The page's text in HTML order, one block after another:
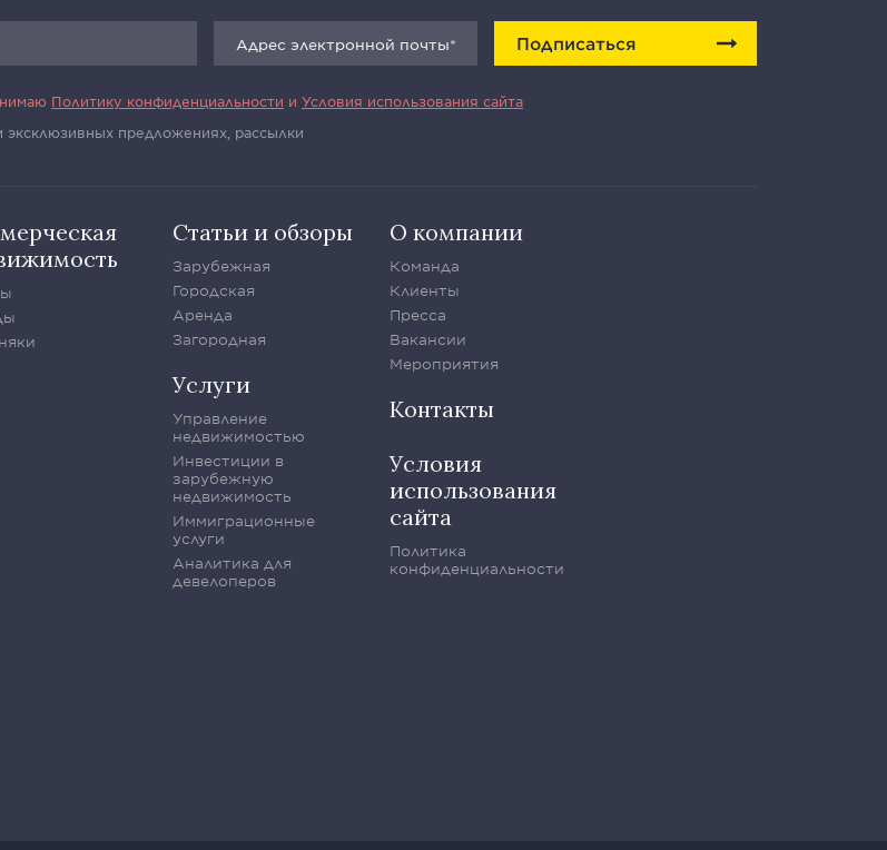
Подписаться
Политику конфиденциальности и Условия использования сайта
предложениях, рассылки
Статьи и обзоры
Зарубежная
Городская
Аренда
Загородная
Услуги
Управление
недвижимостью
Инвестиции в
зарубежную
недвижимость
Иммиграционные
услуги
Аналитика для
девелоперов
О компании
Команда
Клиенты
Пресса
Вакансии
Мероприятия
Контакты
Условия
использования
сайта
Политика
конфиденциальности